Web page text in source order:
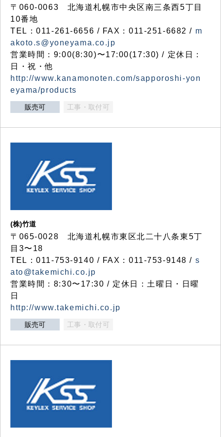
〒060-0063 北海道札幌市中央区南三条西5丁目
10番地
TEL：011-261-6656 / FAX：011-251-6682 / m
akoto.s@yoneyama.co.jp
営業時間：9:00(8:30)〜17:00(17:30) / 定休日：
日・祝・他
http://www.kanamonoten.com/sapporoshi-yon
eyama/products
販売可 工事・取付可
(株)竹道
〒065-0028 北海道札幌市東区北二十八条東5丁
目3〜18
TEL：011-753-9140 / FAX：011-753-9148 / s
ato@takemichi.co.jp
営業時間：8:30〜17:30 / 定休日：土曜日・日曜
日
http://www.takemichi.co.jp
販売可 工事・取付可